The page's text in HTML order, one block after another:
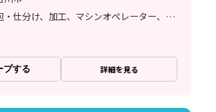
検査、梱包・仕分け、加工、マシンオペレーター、溶接
プする 詳細を見る